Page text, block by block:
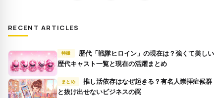
RECENT ARTICLES
特撮
歴代キャスト一覧と現在の活躍まとめ
まとめ
推し活依存はなぜ起きる？有名人崇拝症候群
と抜け出せないビジネスの罠